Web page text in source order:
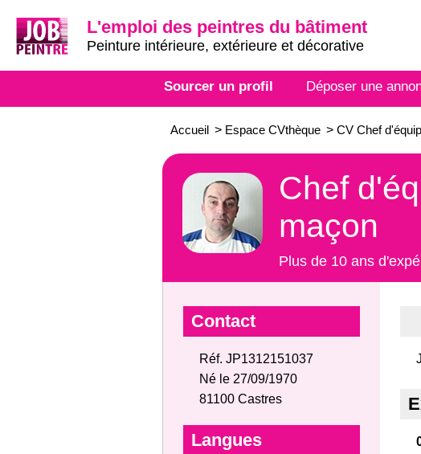
L'emploi des peintres du bâtiment
Peinture intérieure, extérieure et décorative
Sourcer un profil Déposer une
Accueil > Espace CVthèque > CV Chef
Chef
maçon
Plus de 10 ans
Contact
Réf. JP1312151037
Né le 27/09/1970
81100 Castres
Langues